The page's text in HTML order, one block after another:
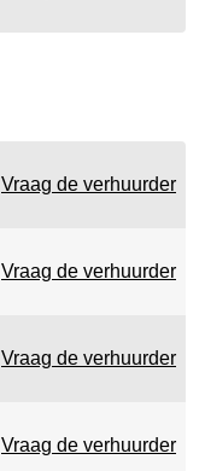
Vraag de verhuurder
Vraag de verhuurder
Vraag de verhuurder
Vraag de verhuurder